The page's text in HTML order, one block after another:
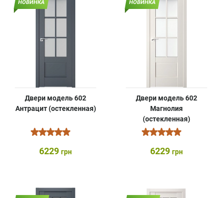
НОВИНКА
Двери модель 602
Антрацит (остекленная)
6229 грн
НОВИНКА
Двери модель 602
Магнолия
(остекленная)
6229 грн